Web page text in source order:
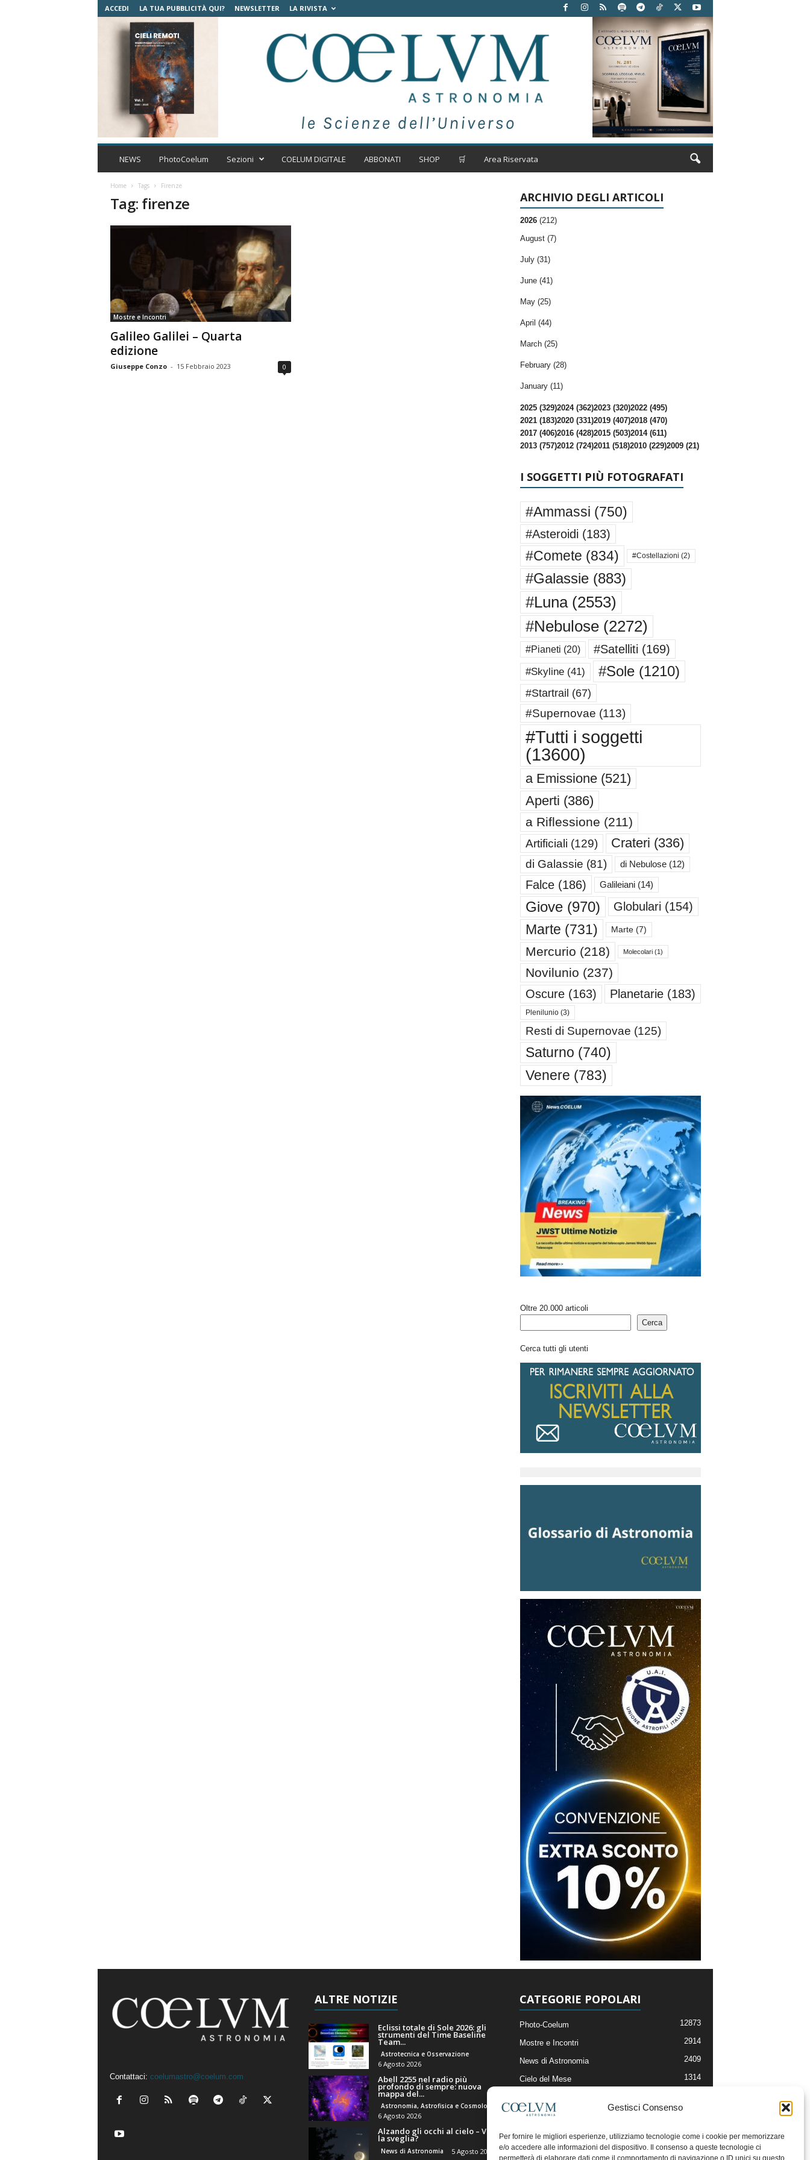
Gestisci Consenso
Per fornire le migliori esperienze, utilizziamo tecnologie come i cookie per memorizzare
e/o accedere alle informazioni del dispositivo. Il consenso a queste tecnologie ci
permetterà di elaborare dati come il comportamento di navigazione o ID unici su questo
ACCEDI LA TUA PUBBLICITÀ QUI? NEWSLETTER LA RIVISTA
C
t
m
i
a
NEWS PhotoCoelum Sezioni COELUM DIGITALE ABBONATI SHOP 🛒 Area Riservata
Home Tags Firenze
Tag: firenze
Mostre e Incontri
Galileo Galilei – Quarta
edizione
Giuseppe Conzo - 15 Febbraio 2023 0
ARCHIVIO DEGLI ARTICOLI
2026 (212)
August (7)
July (31)
June (41)
May (25)
April (44)
March (25)
February (28)
January (11)
2025 (329)2024 (362)2023 (320)2022 (495)
2021 (183)2020 (331)2019 (407)2018 (470)
2017 (406)2016 (428)2015 (503)2014 (611)
2013 (757)2012 (724)2011 (518)2010 (229)2009 (21)
I SOGGETTI PIÙ FOTOGRAFATI
#Ammassi (750)
#Asteroidi (183)
#Comete (834) #Costellazioni (2)
#Galassie(883)
#Luna(2553)
#Nebulose(2272)
#Pianeti (20) #Satelliti (169)
#Skyline(41) #Sole(1210)
#Startrail (67)
#Supernovae (113)
#Tutti i soggetti
(13600)
a Emissione(521)
Aperti (386)
a Riflessione (211)
Artificiali (129) Crateri (336)
di Galassie (81) di Nebulose(12)
Falce(186) Galileiani(14)
Giove(970) Globulari (154)
Marte (731) Marte(7)
Mercurio (218) Molecolari(1)
Novilunio (237)
Oscure(163) Planetarie(183)
Plenilunio(3)
Resti di Supernovae (125)
Saturno (740)
Venere (783)
Oltre 20.000 articoli
Cerca
Cerca tutti gli utenti
Contattaci: coelumastro@coelum.com
ALTRE NOTIZIE
Eclissi totale di Sole 2026: gli
strumenti del Time Baseline
Team...
Astrotecnica e Osservazione
6 Agosto 2026
Abell 2255 nel radio più
profondo di sempre: nuova
mappa del...
Astronomia, Astrofisica e Cosmologia
6 Agosto 2026
Alzando gli occhi al cielo – Vale
la sveglia?
News di Astronomia 5 Agosto 2026
CATEGORIE POPOLARI
Photo-Coelum 12873
Mostre e Incontri 2914
News di Astronomia 2409
Cielo del Mese 1314
Articoli e Risorse On-Line
Il Blog della Redazione